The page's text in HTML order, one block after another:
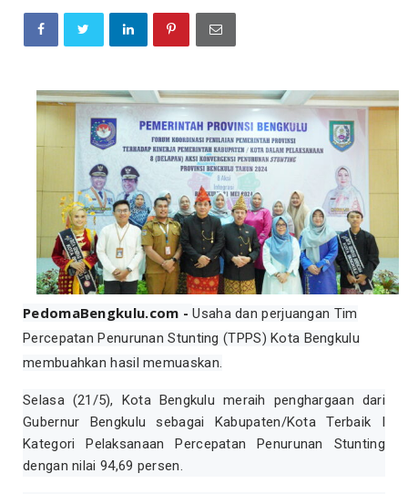
PedomaBengkulu.com - Usaha dan perjuangan Tim
Percepatan Penurunan Stunting (TPPS) Kota Bengkulu
membuahkan hasil memuaskan.
Selasa (21/5), Kota Bengkulu meraih penghargaan dari
Gubernur Bengkulu sebagai Kabupaten/Kota Terbaik I
Kategori Pelaksanaan Percepatan Penurunan Stunting
dengan nilai 94,69 persen.